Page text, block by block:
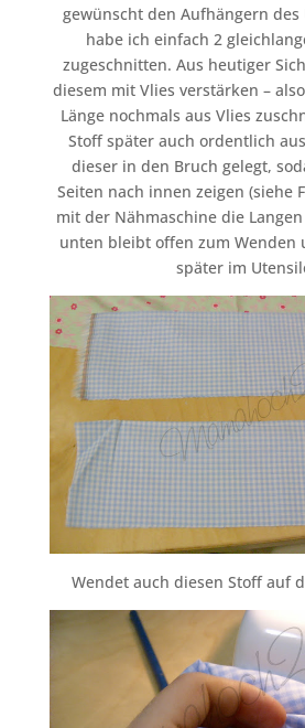
gewünscht den Aufhängern des
habe ich einfach 2
zugeschnitten. Aus heutiger
diesem mit Vlies verstärken –
Länge nochmals aus Vlies
Stoff später auch ordentlich
dieser in den Bruch gelegt,
Seiten nach innen zeigen (siehe
mit der Nähmaschine die
unten bleibt offen zum Wenden
später im
Wendet auch diesen Stoff auf